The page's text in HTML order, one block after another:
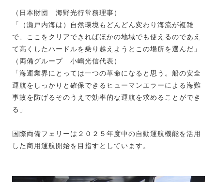
（日本財団 海野光行常務理事）
「（瀬戸内海は）自然環境もどんどん変わり海流が複雑
で、ここをクリアできればほかの地域でも使えるのであえ
て高くしたハードルを乗り越えようとこの場所を選んだ」
（両備グループ 小嶋光信代表）
「海運業界にとっては一つの革命になると思う。船の安全
運航をしっかりと確保できるヒューマンエラーによる海難
事故を防げるそのうえで効率的な運航を求めることができ
る」
国際両備フェリーは２０２５年度中の自動運航機能を活用
した商用運航開始を目指すとしています。